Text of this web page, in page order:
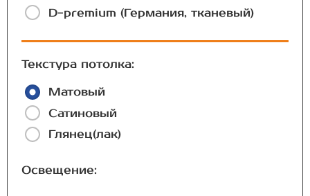
D-premium (Германия, тканевый)
Текстура потолка:
Матовый
Сатиновый
Глянец(лак)
Освещение: